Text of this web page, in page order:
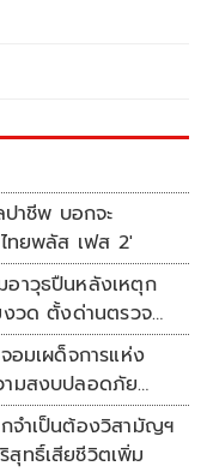
าชีพ บอกจะ
ทยพลัส เฟส 2'
อาวุธปืนหลังเหตุก
งวด ตั้งด่านตรวจ
มเผด็จการแห่ง
มสงบปลอดภัย
จำเป็นต้องวิสามัญฯ
ทธิ์เสียชีวิตเพิ่ม